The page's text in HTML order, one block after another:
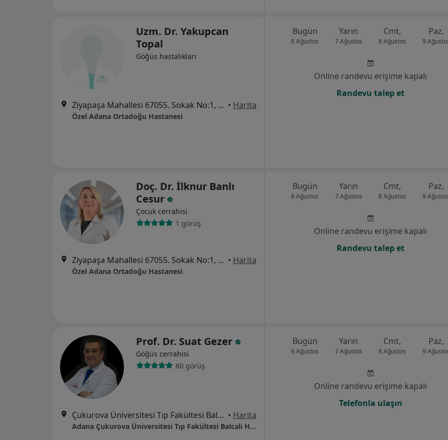
Uzm. Dr. Yakupcan
Topal
Göğüs hastalıkları
Ziyapaşa Mahallesi 67055. Sokak No:1, Seyhan • Harita
Özel Adana Ortadoğu Hastanesi
Bugün
6 Ağustos
Yarın
7 Ağustos
Cmt,
8 Ağustos
Paz,
9
Online randevu erişime kapalı
Randevu talep et
Doç. Dr. İlknur Banlı
Cesur
Çocuk cerrahisi
1 görüş
Ziyapaşa Mahallesi 67055. Sokak No:1, Seyhan • Harita
Özel Adana Ortadoğu Hastanesi
Bugün
6 Ağustos
Yarın
7 Ağustos
Cmt,
8 Ağustos
Paz,
9
Online randevu erişime kapalı
Randevu talep et
Prof. Dr. Suat Gezer
Göğüs cerrahisi
60 görüş
Çukurova Üniversitesi Tıp Fakültesi Balcalı Hastanesi 01330 Balcalı, Adana • Harita
Adana Çukurova Üniversitesi Tıp Fakültesi Balcalı Hastanesi
Bugün
6 Ağustos
Yarın
7 Ağustos
Cmt,
8 Ağustos
Paz,
9
Online randevu erişime kapalı
Telefonla ulaşın